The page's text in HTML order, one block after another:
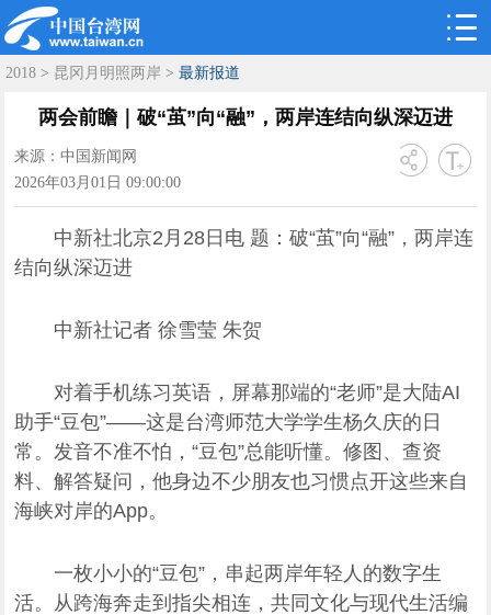
2018 > 昆冈月明照两岸 > 最新报道
两会前瞻｜破“茧”向“融”，两岸连结向纵深迈进
2026年03月01日 09:00:00
来源：中国新闻网
中新社北京2月28日电 题：破“茧”向“融”，两岸连
结向纵深迈进
中新社记者 徐雪莹 朱贺
对着手机练习英语，屏幕那端的“老师”是大陆AI
助手“豆包”——这是台湾师范大学学生杨久庆的日
常。发音不准不怕，“豆包”总能听懂。修图、查资
料、解答疑问，他身边不少朋友也习惯点开这些来自
海峡对岸的App。
一枚小小的“豆包”，串起两岸年轻人的数字生
活。从跨海奔走到指尖相连，共同文化与现代生活编